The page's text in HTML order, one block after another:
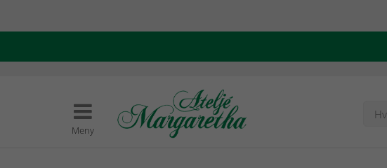
Meny